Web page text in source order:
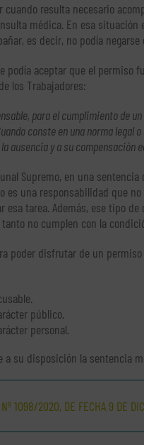
cuando resulta necesario
médica. En esa
es decir, no podía
podía aceptar que el permiso
los Trabajadores:
para el cumplimiento de
conste en una norma legal
ausencia y a su compensación
Supremo, en una
es una responsabilidad que
esa tarea. Además, ese tipo
no cumplen con la
poder disfrutar de un
público.
personal.
a su disposición la sentencia
1098/2020, DE FECHA 9 DE